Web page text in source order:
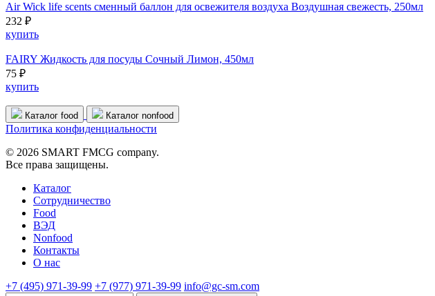
Air Wick life scents cменный баллон для освежителя воздуха Воздушная свежесть, 250мл
232 ₽
купить
FAIRY Жидкость для посуды Сочный Лимон, 450мл
75 ₽
купить
Каталог food Каталог nonfood
Политика конфиденциальности
© 2026 SMART FMCG company.
Все права защищены.
Каталог
Cотрудничество
Food
ВЭД
Nonfood
Контакты
О нас
+7 (495) 971-39-99 +7 (977) 971-39-99 info@gc-sm.com